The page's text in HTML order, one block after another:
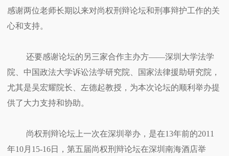
感谢两位老师长期以来对尚权刑辩论坛和刑事辩护工作的关
心和支持。
还要感谢论坛的另三家合作主办方——深圳大学法学
院、中国政法大学诉讼法学研究院、国家法律援助研究院，
尤其是吴宏耀院长、左德起教授，为本次论坛的顺利举办提
供了大力支持和协助。
尚权刑辩论坛上一次在深圳举办，是在13年前的2011
年10月15-16日，第五届尚权刑辩论坛在深圳南海酒店举